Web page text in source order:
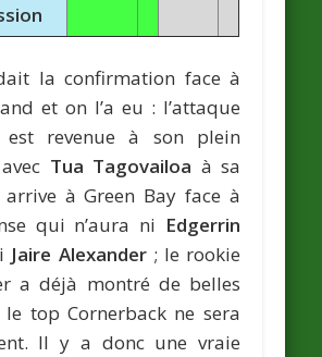
la confirmation face à
et on l’a eu : l’attaque
est revenue à son plein
Tua Tagovailoa à sa
à Green Bay face à
qui n’aura ni Edgerrin
Jaire Alexander; le rookie
a déjà montré de belles
le top Cornerback ne sera
Il y a donc une vraie